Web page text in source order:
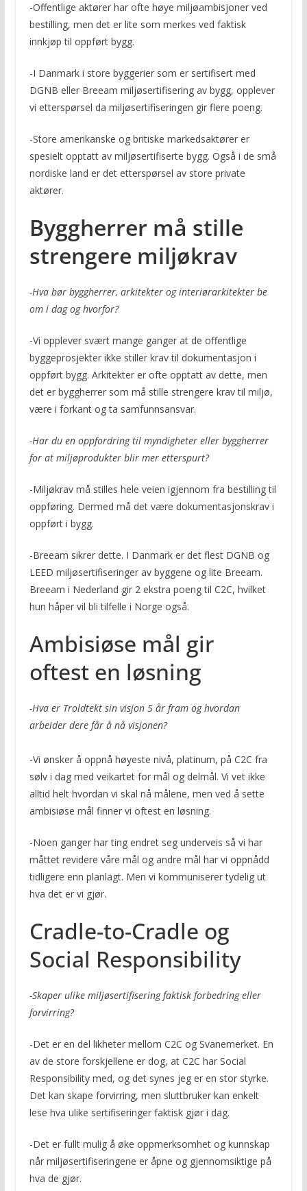
-Offentlige aktører har ofte høye miljøambisjoner ved
bestilling, men det er lite som merkes ved faktisk
innkjøp til oppført bygg.
-I Danmark i store byggerier som er sertifisert med
DGNB eller Breeam miljøsertifisering av bygg, opplever
vi etterspørsel da miljøsertifiseringen gir flere poeng.
-Store amerikanske og britiske markedsaktører er
spesielt opptatt av miljøsertifiserte bygg. Også i de små
nordiske land er det etterspørsel av store private
aktører.
Byggherrer må stille
strengere miljøkrav
-Hva bør byggherrer, arkitekter og interiørarkitekter be
om i dag og hvorfor?
-Vi opplever svært mange ganger at de offentlige
byggeprosjekter ikke stiller krav til dokumentasjon i
oppført bygg. Arkitekter er ofte opptatt av dette, men
det er byggherrer som må stille strengere krav til miljø,
være i forkant og ta samfunnsansvar.
-Har du en oppfordring til myndigheter eller byggherrer
for at miljøprodukter blir mer etterspurt?
-Miljøkrav må stilles hele veien igjennom fra bestilling til
oppføring. Dermed må det være dokumentasjonskrav i
oppført i bygg.
-Breeam sikrer dette. I Danmark er det flest DGNB og
LEED miljøsertifiseringer av byggene og lite Breeam.
Breeam i Nederland gir 2 ekstra poeng til C2C, hvilket
hun håper vil bli tilfelle i Norge også.
Ambisiøse mål gir
oftest en løsning
-Hva er Troldtekt sin visjon 5 år fram og hvordan
arbeider dere får å nå visjonen?
-Vi ønsker å oppnå høyeste nivå, platinum, på C2C fra
sølv i dag med veikartet for mål og delmål. Vi vet ikke
alltid helt hvordan vi skal nå målene, men ved å sette
ambisiøse mål finner vi oftest en løsning.
-Noen ganger har ting endret seg underveis så vi har
måttet revidere våre mål og andre mål har vi oppnådd
tidligere enn planlagt. Men vi kommuniserer tydelig ut
hva det er vi gjør.
Cradle-to-Cradle og
Social Responsibility
-Skaper ulike miljøsertifisering faktisk forbedring eller
forvirring?
-Det er en del likheter mellom C2C og Svanemerket. En
av de store forskjellene er dog, at C2C har Social
Responsibility med, og det synes jeg er en stor styrke.
Det kan skape forvirring, men sluttbruker kan enkelt
lese hva ulike sertifiseringer faktisk gjør i dag.
-Det er fullt mulig å øke oppmerksomhet og kunnskap
når miljøsertifiseringene er åpne og gjennomsiktige på
hva de gjør.